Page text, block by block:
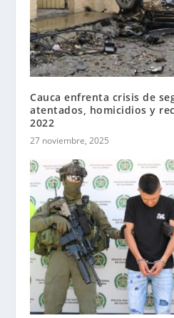
Cauca enfrenta crisis de
atentados, homicidios y
2022
27 noviembre, 2025